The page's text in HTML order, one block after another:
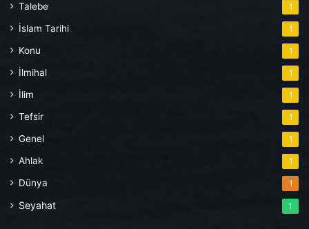
Talebe 1
İslam Tarihi 1
Konu 1
İlmihal 1
İlim 1
Tefsir 1
Genel 1
Ahlak 1
Dünya 1
Seyahat 1